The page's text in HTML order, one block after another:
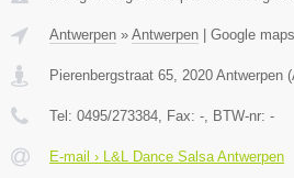
Antwerpen » Antwerpen | Google maps
Pierenbergstraat 65 2020 Antwerpen (
Tel: 0495/273384 , Fax: - , BTW-nr: -
E-mail › L&L Dance Salsa Antwerpen